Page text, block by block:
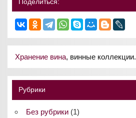
Поделиться:
Хранение вина, винные коллекции.
Рубрики
Без рубрики(1)